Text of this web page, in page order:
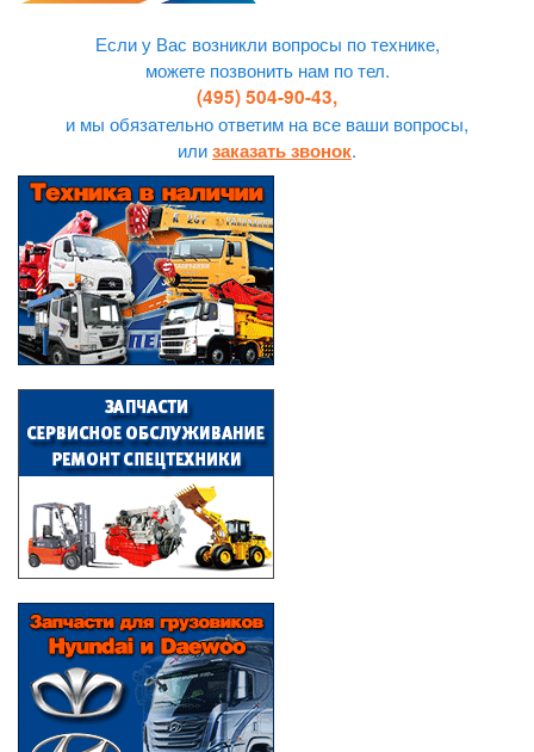
Если у Вас возникли вопросы по технике,
можете позвонить нам по тел.
(495) 504-90-43,
и мы обязательно ответим на все ваши вопросы,
илизаказать звонок.